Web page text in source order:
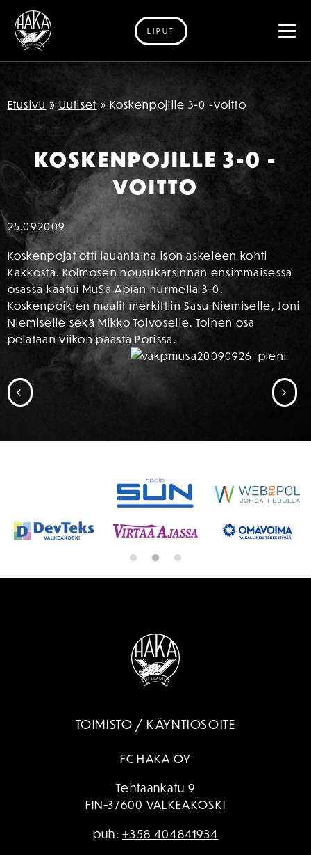
Siirry sisältöön
LIPUT
Etusivu » Uutiset » Koskenpojille 3-0 -voitto
KOSKENPOJILLE 3-0 -
VOITTO
25.092009
Koskenpojat otti lauantaina ison askeleen kohti
Kakkosta. Kolmosen nousukarsinnan ensimmäisessä
osassa kaatui MuSa Apian nurmella 3-0.
Koskenpoikien maalit merkittiin Sasu Niemiselle, Joni
Niemiselle sekä Mikko Toivoselle. Toinen osa
pelataan viikon päästä Porissa.
SIIRRY EDELLISEEN
TOIMISTO / KÄYNTIOSOITE
FC HAKA OY
Tehtaankatu 9
FIN-37600 VALKEAKOSKI
puh:+358 404841934